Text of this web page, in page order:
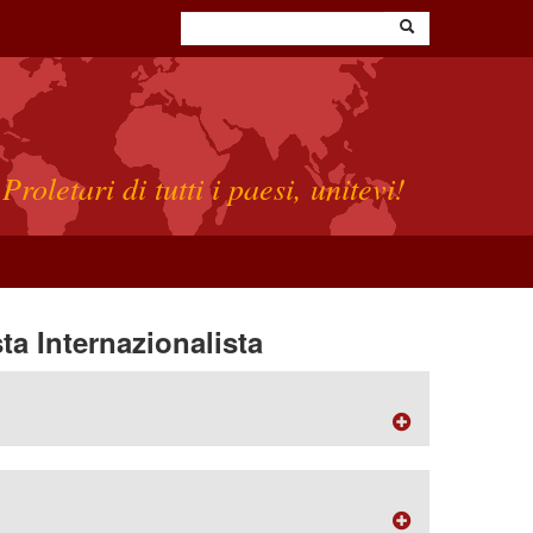
Proletari di tutti i paesi, unitevi!
Internazionalista
- FRANCE